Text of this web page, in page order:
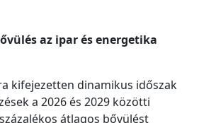
az ipar és energetika
kifejezetten dinamikus időszak
a 2026 és 2029 közötti
átlagos bővülést